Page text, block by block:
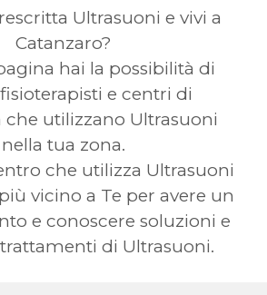
Ultrasuoni e vivi a
Catanzaro?
hai la possibilità di
e centri di
che utilizzano Ultrasuoni
nella tua zona.
che utilizza Ultrasuoni
vicino a Te per avere un
e conoscere soluzioni e
di Ultrasuoni.